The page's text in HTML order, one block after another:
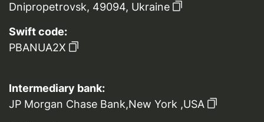
Dnipropetrovsk, 49094, Ukraine
Swift code:
PBANUA2X
Intermediary bank:
JP Morgan Chase Bank,New York ,USA